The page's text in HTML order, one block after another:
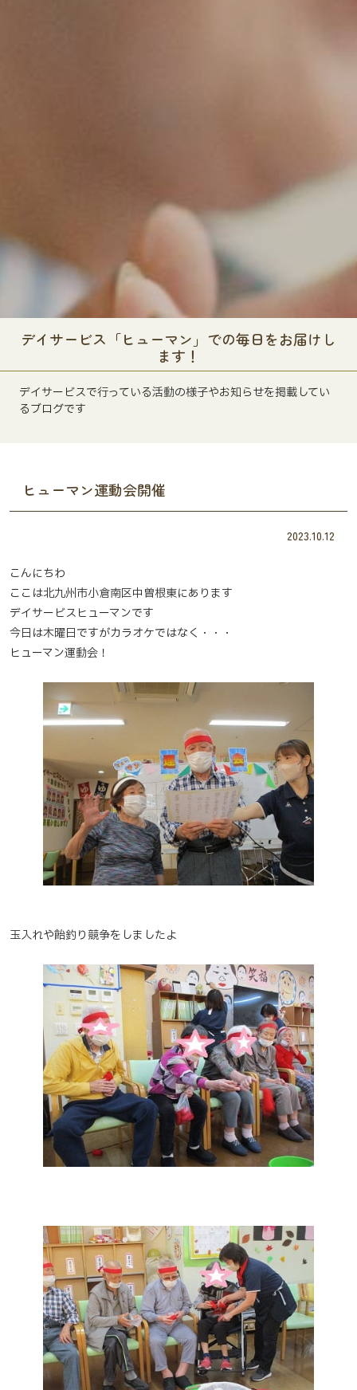
デイサービス「ヒューマン」での毎日をお届けし
ます！
デイサービスで行っている活動の様子やお知らせを掲載してい
るブログです
ヒューマン運動会開催
2023.10.12
こんにちわ
ここは北九州市小倉南区中曽根東にあります
デイサービスヒューマンです
今日は木曜日ですがカラオケではなく・・・
ヒューマン運動会！
玉入れや飴釣り競争をしましたよ